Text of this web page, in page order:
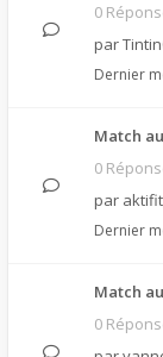
0
par
Dernier
Match
0
par aktifit
Dernier
Match
0